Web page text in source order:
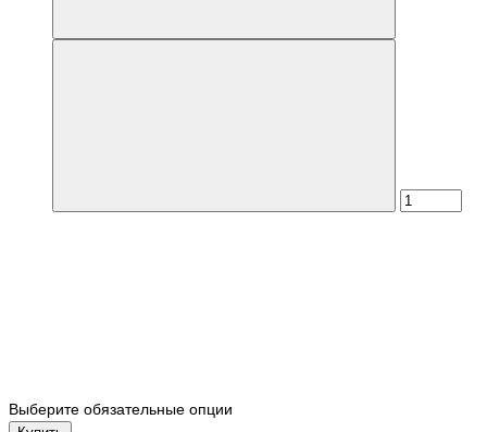
Выберите обязательные опции